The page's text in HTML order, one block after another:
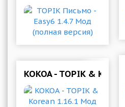
KOKOA - TOPIK &